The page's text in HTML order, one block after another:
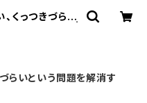
くっつきづらい
らいという問題を解消す